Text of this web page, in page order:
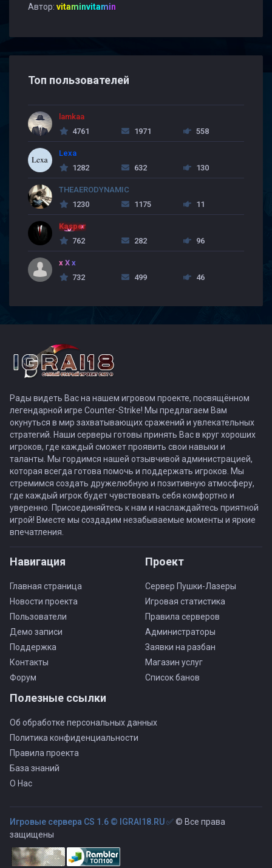
Автор: vitaminvitamin
Топ пользователей
lamkaa
4761
1971 558
Lexa
1282
632 130
THEAERODYNAMIC
1230
1175 11
Kasper
762
282 96
x X x
732
499 46
Рады видеть Вас на нашем игровом проекте, посвящённом
легендарной игре Counter-Strike! Мы предлагаем Вам
окунуться в мир захватывающих сражений и увлекательных
стратегий. Наши серверы готовы принять Вас в круг хороших
игроков, где каждый сможет проявить свои навыки и
таланты. Мы гордимся нашей отзывчивой администрацией,
которая всегда готова помочь и поддержать игроков. Мы
стремимся создать дружелюбную и позитивную атмосферу,
где каждый игрок будет чувствовать себя комфортно и
уверенно. Присоединяйтесь к нам и наслаждайтесь приятной
игрой! Вместе мы создадим незабываемые моменты и яркие
впечатления.
Навигация
Главная страница
Новости проекта
Пользователи
Демо записи
Поддержка
Контакты
Форум
Проект
Сервер Пушки-Лазеры
Игровая статистика
Правила серверов
Администраторы
Заявки на разбан
Магазин услуг
Список банов
Полезные ссылки
Об обработке персональных данных
Политика конфиденциальности
Правила проекта
База знаний
О Нас
Игровые сервера CS 1.6 © IGRAI18.RU ✅© Все права
защищены